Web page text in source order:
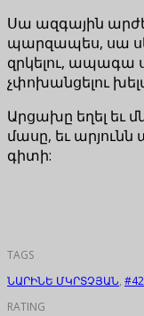
Սա ազգային
պարզապես, սա
զրկելու, ապագա
չփոխանցելու
Արցախը եղել եւ
մասը, եւ արյունն
գիտի:
TAGS
ՆԱՐԻՆԵ ՄԿՐՏՉՅԱՆ,
RATING